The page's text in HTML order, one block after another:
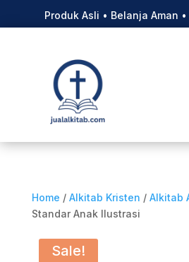
Produk Asli • Belanja Aman
Home / Alkitab Kristen / Alkitab
Standar Anak Ilustrasi
Sale!